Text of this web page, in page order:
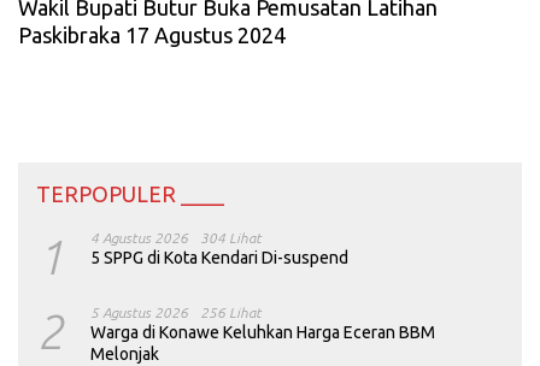
Wakil Bupati Butur Buka Pemusatan Latihan
Paskibraka 17 Agustus 2024
TERPOPULER ____
1 4 Agustus 2026 304 Lihat
5 SPPG di Kota Kendari Di-suspend
2 5 Agustus 2026 256 Lihat
Warga di Konawe Keluhkan Harga Eceran BBM
Melonjak